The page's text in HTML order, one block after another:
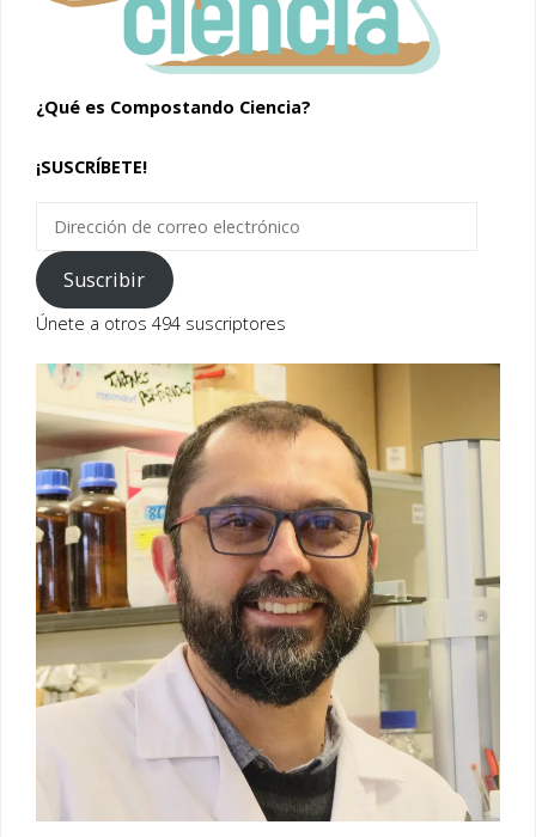
¿Qué es Compostando Ciencia?
¡SUSCRÍBETE!
Dirección
correo
electrónico
Suscribir
Únete a otros 494 suscriptores